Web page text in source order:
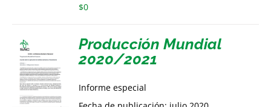
$0
Producción Mundial
2020/2021
Informe especial